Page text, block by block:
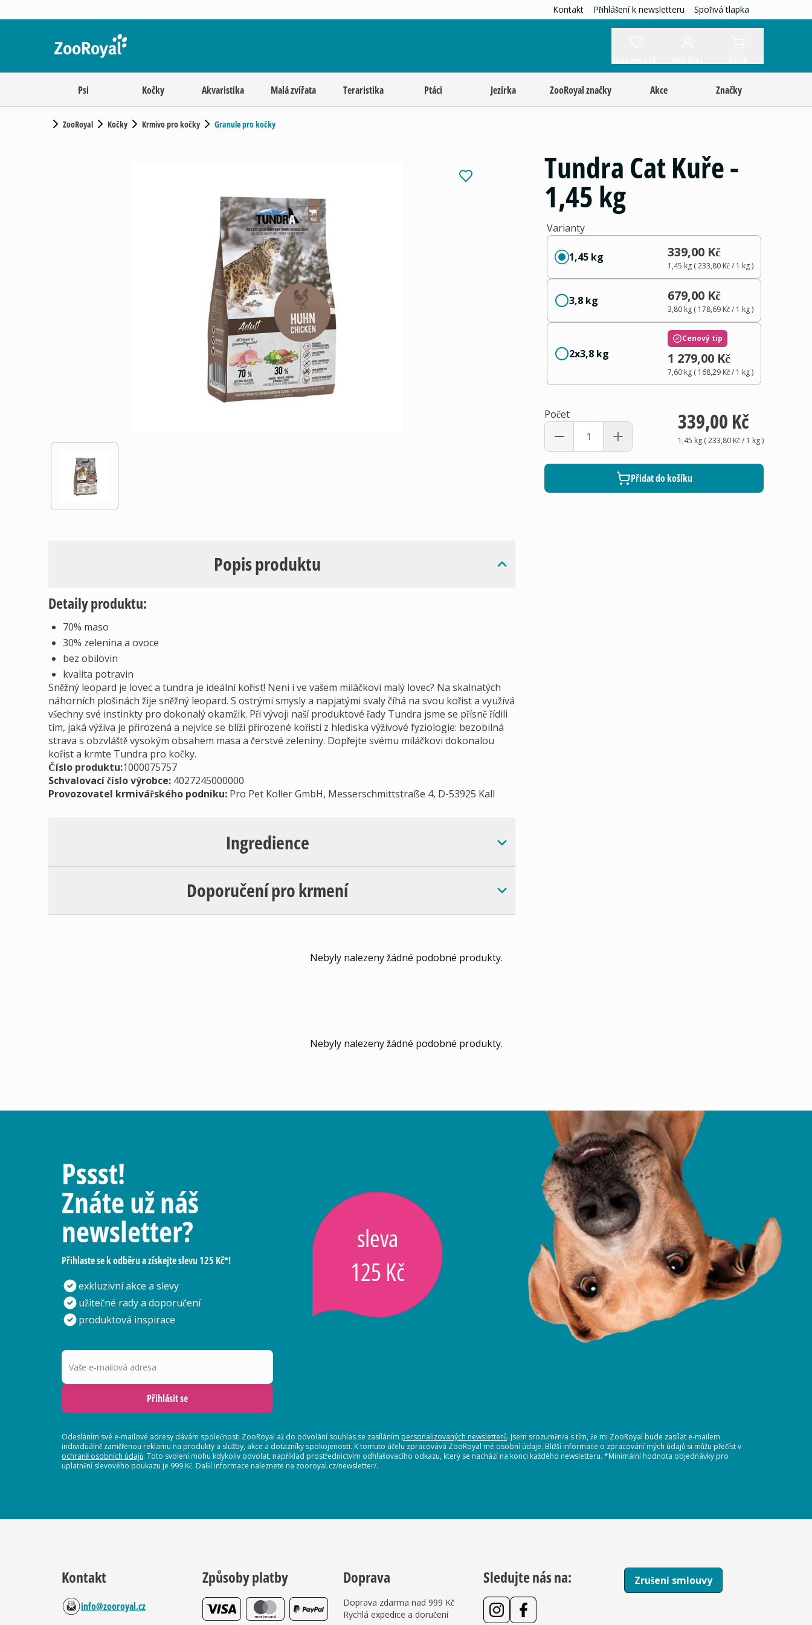
Kontakt Přihlášení k newsletteru Spořivá tlapka
Psi Kočky Akvaristika Malá zvířata Teraristika Ptáci Jezírka ZooRoyal značky Akce Značky
ZooRoyal Kočky Krmivo pro kočky Granule pro kočky
Popis produktu
Detaily produktu:
70% maso
30% zelenina a ovoce
bez obilovin
kvalita potravin
Sněžný leopard je lovec a tundra je ideální kořist! Není i ve vašem miláčkovi malý lovec? Na skalnatých
náhorních plošinách žije sněžný leopard. S ostrými smysly a napjatými svaly číhá na svou kořist a využívá
všechny své instinkty pro dokonalý okamžik. Při vývoji naší produktové řady Tundra jsme se přísně řídili
tím, jaká výživa je přirozená a nejvíce se blíží přirozené kořisti z hlediska výživové fyziologie: bezobilná
strava s obzvláště vysokým obsahem masa a čerstvé zeleniny. Dopřejte svému miláčkovi dokonalou
kořist a krmte Tundra pro kočky.
Číslo produktu:1000075757
Schvalovací číslo výrobce: 4027245000000
Provozovatel krmivářského podniku: Pro Pet Koller GmbH, Messerschmittstraße 4, D-53925 Kall
Ingredience
Doporučení pro krmení
Tundra Cat Kuře -
1,45 kg
Varianty
1,45 kg 339,00 Kč
1,45 kg(233,80 Kč/ 1 kg)
3,8 kg 679,00 Kč
3,80 kg( 178,69 Kč/ 1 kg)
2x3,8 kg
Cenový tip
1 279,00 Kč
7,60 kg( 168,29 Kč/ 1 kg)
Počet 339,00 Kč
1,45 kg(233,80 Kč/ 1 kg)
Přidat do košíku
Nebyly nalezeny žádné podobné produkty.
Nebyly nalezeny žádné podobné produkty.
Pssst!
Znáte už náš
newsletter?
Přihlaste se k odběru a získejte slevu 125 Kč*!
exkluzivní akce a slevy
užitečné rady a doporučení
produktová inspirace
sleva
125 Kč
Vaše e-mailová adresa
Přihlásit se
Odesláním své e-mailové adresy dávám společnosti ZooRoyal až do odvolání souhlas se zasíláním personalizovaných newsletterů. Jsem srozuměn/a s tím, že mi ZooRoyal bude zasílat e-mailem
individuálně zaměřenou reklamu na produkty a služby, akce a dotazníky spokojenosti. K tomuto účelu zpracovává ZooRoyal mé osobní údaje. Bližší informace o zpracování mých údajů si můžu přečíst v
ochraně osobních údajů. Toto svolení mohu kdykoliv odvolat, například prostřednictvím odhlašovacího odkazu, který se nachází na konci každého newsletteru. *Minimální hodnota objednávky pro
uplatnění slevového poukazu je 999 Kč. Další informace naleznete na zooroyal.cz/newsletter/.
Kontakt
info@zooroyal.cz
Způsoby platby Doprava
Doprava zdarma nad 999 Kč
Rychlá expedice a doručení
Sledujte nás na: Zrušení smlouvy